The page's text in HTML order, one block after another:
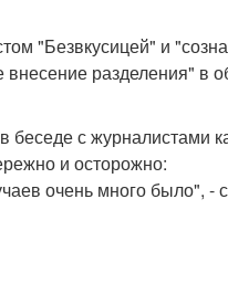
"Безвкусицей" и
разделения" в
с журналистами
и осторожно:
очень много было", -